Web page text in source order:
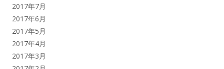
2017年7月
2017年6月
2017年5月
2017年4月
2017年3月